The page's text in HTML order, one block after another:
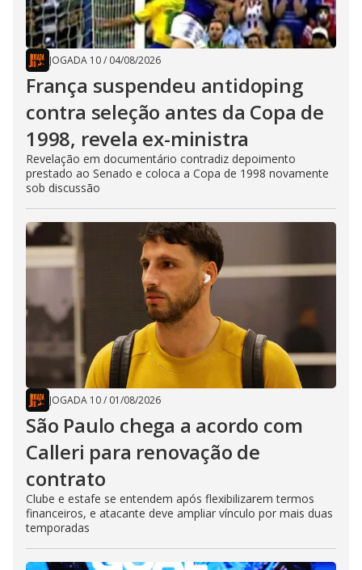
JOGADA 10/ 04/08/2026
França suspendeu antidoping
contra seleção antes da Copa de
1998, revela ex-ministra
Revelação em documentário contradiz depoimento
prestado ao Senado e coloca a Copa de 1998 novamente
sob discussão
JOGADA 10/ 01/08/2026
São Paulo chega a acordo com
Calleri para renovação de
contrato
Clube e estafe se entendem após flexibilizarem termos
financeiros, e atacante deve ampliar vínculo por mais duas
temporadas